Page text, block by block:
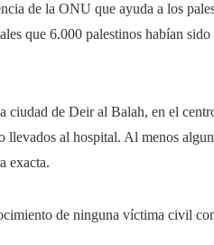
de la ONU que ayuda a los
que 6.000 palestinos habían sido
de Deir al Balah, en el
llevados al hospital. Al menos
exacta.
de ninguna víctima civil